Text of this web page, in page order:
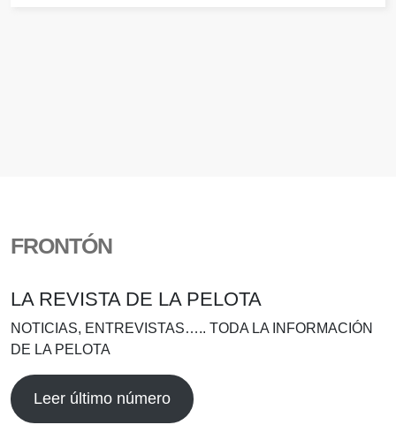
FRONTÓN
LA REVISTA DE LA PELOTA
NOTICIAS, ENTREVISTAS….. TODA LA INFORMACIÓN
DE LA PELOTA
Leer último número